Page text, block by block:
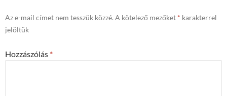
Az e-mail címet nem tesszük közzé. A kötelező mezőket * karakterrel
jelöltük
Hozzászólás *